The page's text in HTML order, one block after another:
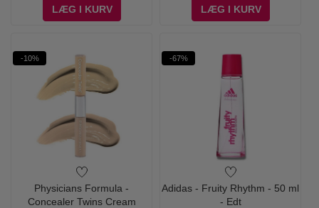
LÆG I KURV
LÆG I KURV
-10%
Physicians Formula -
Concealer Twins Cream
-67%
Adidas - Fruity Rhythm - 50 ml
- Edt